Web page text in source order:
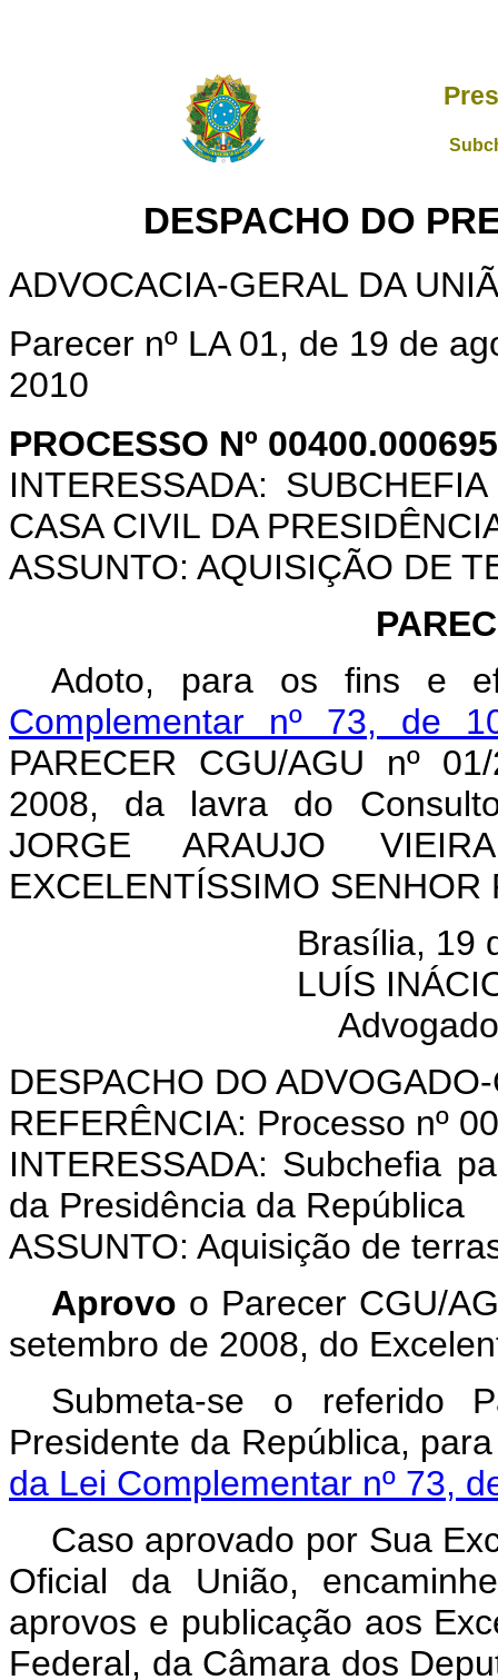
DESPACHO DO
ADVOCACIA-GERAL DA
Parecer nº LA 01, de 19 de
2010
PROCESSO Nº
INTERESSADA:
CASA CIVIL DA
ASSUNTO: AQUISIÇÃO DE
Adoto, para os fins e
Complementar nº 73, de
PARECER CGU/AGU nº
2008, da lavra do
JORGE ARAUJO
EXCELENTÍSSIMO
Brasília, 19
LUÍS
DESPACHO DO
REFERÊNCIA: Processo nº
INTERESSADA: Subchefia
da Presidência da República
ASSUNTO: Aquisição de
Aprovo o Parecer CGU/
setembro de 2008, do
Submeta-se o referido
Presidente da República,
da Lei Complementar nº 73,
Caso aprovado por Sua
Oficial da União,
aprovos e publicação aos
Federal, da Câmara dos